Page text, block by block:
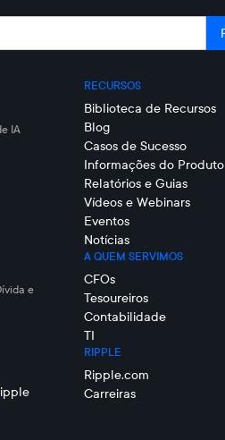
IA
e
RECURSOS
Biblioteca de Recursos
Blog
Casos de Sucesso
Informações do Produto
Relatórios e Guias
Vídeos e Webinars
Eventos
Notícias
A QUEM SERVIMOS
CFOs
Tesoureiros
Contabilidade
TI
RIPPLE
Ripple.com
Carreiras